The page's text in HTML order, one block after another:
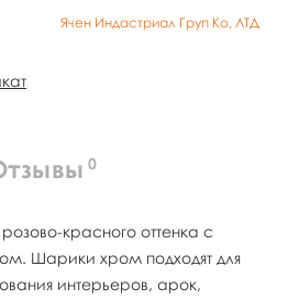
Ячен Индастриал Груп Ко, ЛТД
0
красного оттенка с
Шарики хром подходят для
интерьеров, арок,